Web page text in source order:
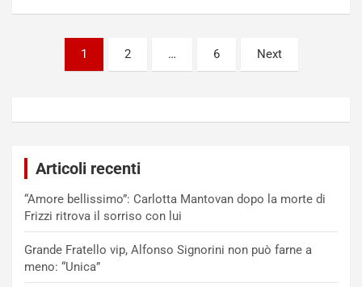
Paginazione
1 2 … 6 Next
Articoli recenti
“Amore bellissimo”: Carlotta Mantovan dopo la morte di
Frizzi ritrova il sorriso con lui
Grande Fratello vip, Alfonso Signorini non può farne a
meno: “Unica”